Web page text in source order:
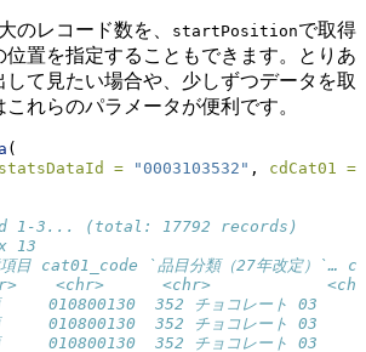
のレコード数を、 startPositionで取得
位置を指定することもできます。とりあ
して見たい場合や、少しずつデータを取
れらのパラメータが便利です。
(
statsDataId = "0003103532" , cdCat01 =
1-3... (total: 17792 records)
13
cat01_code `品目分類（27年改定）`…
<chr>      <chr>
010800130  352 チョコレート 03
010800130  352 チョコレート 03
010800130  352 チョコレート 03